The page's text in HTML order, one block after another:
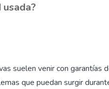
suelen venir con garantías
que puedan surgir